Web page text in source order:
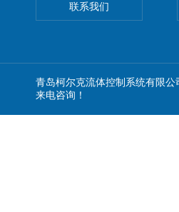
联系我们
青岛柯尔克流体控制系统有限
来电咨询！